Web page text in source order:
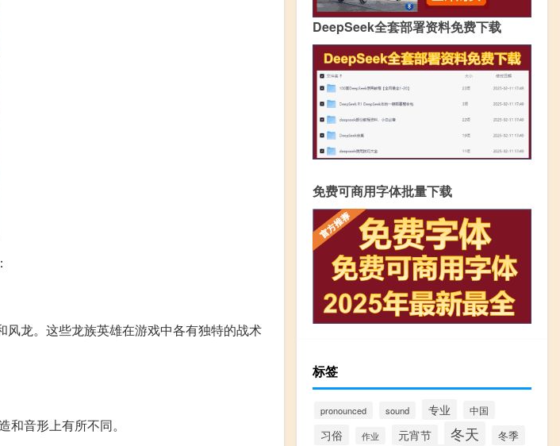
龙。这些龙族英雄在游戏中各有独特的战术
和音形上有所不同。
DeepSeek全套部署资料免费下载
免费可商用字体批量下载
标签
pronounced sound 专业 中国
习俗 作业 元宵节 冬天
冬季